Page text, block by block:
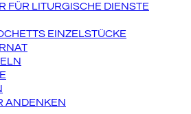
FÜR LITURGISCHE DIENSTE
EINZELSTÜCKE
ANDENKEN